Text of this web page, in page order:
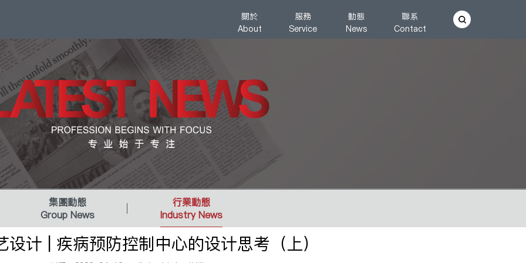
關於
About
服務
Service
動態
News
聯系
Contact
集團動態
Group News
行業動態
Industry News
设计 | 疾病预防控制中心的设计思考（上）